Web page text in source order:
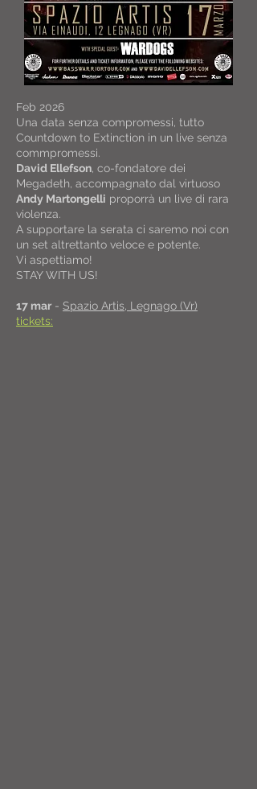
Feb 2026
Una data senza compromessi, tutto
Countdown to Extinction in un live senza
commpromessi.
David Ellefson, co-fondatore dei
Megadeth, accompagnato dal virtuoso
Andy Martongelli proporrà un live di rara
violenza.
A supportare la serata ci saremo noi con
un set altrettanto veloce e potente.
Vi aspettiamo!
STAY WITH US!
17 mar- Spazio Artis, Legnago (Vr)
tickets: